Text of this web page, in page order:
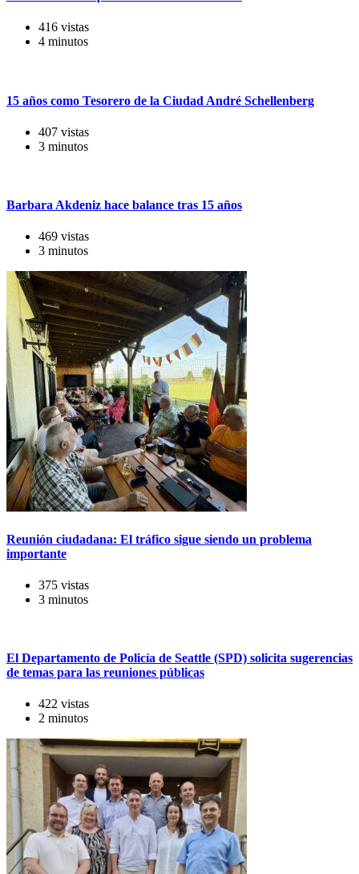
416 vistas
4 minutos
15 años como Tesorero de la Ciudad André Schellenberg
407 vistas
3 minutos
Barbara Akdeniz hace balance tras 15 años
469 vistas
3 minutos
Reunión ciudadana: El tráfico sigue siendo un problema
importante
375 vistas
3 minutos
El Departamento de Policía de Seattle (SPD) solicita sugerencias
de temas para las reuniones públicas
422 vistas
2 minutos